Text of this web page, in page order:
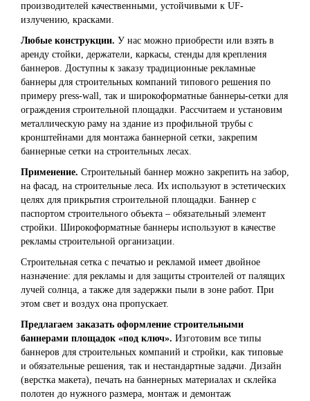
производителей качественными, устойчивыми к UF-
излучению, красками.
Любые конструкции. У нас можно приобрести или взять в
аренду стойки, держатели, каркасы, стенды для крепления
баннеров. Доступны к заказу традиционные рекламные
баннеры для строительных компаний типового решения по
примеру press-wall, так и широкоформатные баннеры-сетки для
ограждения строительной площадки. Рассчитаем и установим
металлическую раму на здание из профильной трубы с
кронштейнами для монтажа баннерной сетки, закрепим
баннерные сетки на строительных лесах.
Применение. Строительный баннер можно закрепить на забор,
на фасад, на строительные леса. Их используют в эстетических
целях для прикрытия строительной площадки. Баннер с
паспортом строительного объекта – обязательный элемент
стройки. Широкоформатные баннеры используют в качестве
рекламы строительной организации.
Строительная сетка с печатью и рекламой имеет двойное
назначение: для рекламы и для защиты строителей от палящих
лучей солнца, а также для задержки пыли в зоне работ. При
этом свет и воздух она пропускает.
Предлагаем заказать оформление строительными
баннерами площадок «под ключ». Изготовим все типы
баннеров для строительных компаний и стройки, как типовые
и обязательные решения, так и нестандартные задачи. Дизайн
(верстка макета), печать на баннерных материалах и склейка
полотен до нужного размера, монтаж и демонтаж